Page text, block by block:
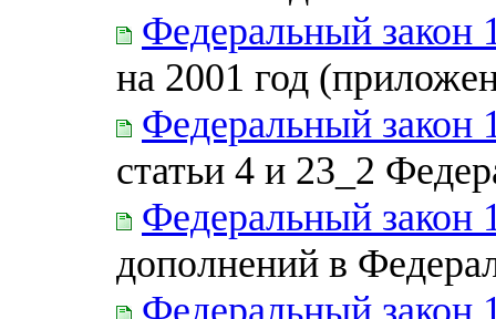
Федеральный закон
на 2001 год
Федеральный закон
статьи 4 и 23_2
Федеральный закон
дополнений в
Федеральный закон